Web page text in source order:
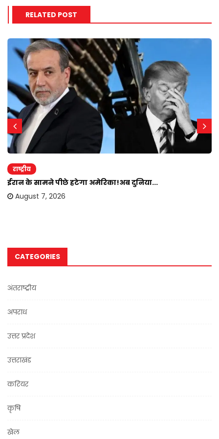
RELATED POST
राष्ट्रीय
ईरान के सामने पीछे हटेगा अमेरिका!अब दुनिया...
August 7, 2026
CATEGORIES
अंतराष्ट्रीय
अपराध
उत्तर प्रदेश
उत्तराखंड
करियर
कृषि
खेल